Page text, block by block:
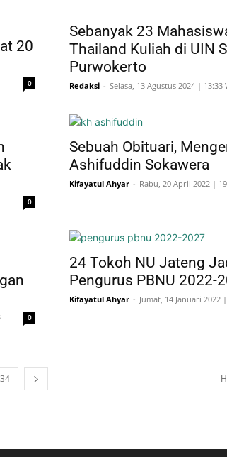
20
0
Sebanyak 23
Thailand Kuliah di UIN
Purwokerto
Redaksi - Selasa, 13 Agustus 2024 | 13:33
0
Sebuah Obituari,
Ashifuddin Sokawera
Kifayatul Ahyar - Rabu, 20 April 2022 |
0
24 Tokoh NU Jateng
Pengurus PBNU 2022-
Kifayatul Ahyar - Jumat, 14 Januari 2022
34